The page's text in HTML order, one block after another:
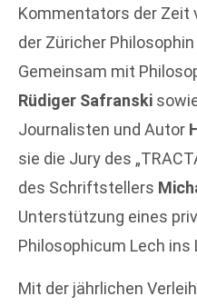
Kommentators der Zeit
der Züricher Philosophin
Gemeinsam mit
Rüdiger Safranski
Journalisten und Autor
sie die Jury des
des Schriftstellers
Unterstützung eines
Philosophicum Lech ins
Mit der jährlichen